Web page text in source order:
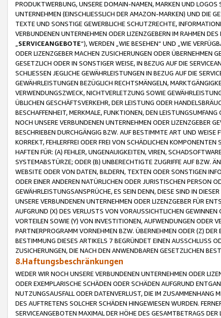
PRODUKTWERBUNG, UNSERE DOMAIN-NAMEN, MARKEN UND
UNTERNEHMEN (EINSCHLIESSLICH DER AMAZON-MARKEN) UND DIE
TEXTE UND SONSTIGE GEWERBLICHE SCHUTZRECHTE,
VERBUNDENEN UNTERNEHMEN ODER LIZENZGEBERN IM RAHMEN
SERVICEANGEBOTE“), WERDEN „WIE BESEHEN“ UND „WIE
ODER LIZENZGEBER MACHEN ZUSICHERUNGEN ODER ÜBERNEHMEN
GESETZLICH ODER IN SONSTIGER WEISE, IN BEZUG AUF DIE
SCHLIESSEN JEGLICHE GEWÄHRLEISTUNGEN IN BEZUG AUF DIE
GEWÄHRLEISTUNGEN BEZÜGLICH RECHTSMÄNGELN,
VERWENDUNGSZWECK, NICHTVERLETZUNG SOWIE
ÜBLICHEN GESCHÄFTSVERKEHR, DER LEISTUNG ODER
BESCHAFFENHEIT, MERKMALE, FUNKTIONEN, DEN
NOCH UNSERE VERBUNDENEN UNTERNEHMEN ODER LIZENZGEBER
BESCHRIEBEN DURCHGÄNGIG BZW. AUF BESTIMMTE ART UND
KORREKT, FEHLERFREI ODER FREI VON SCHÄDLICHEN
HAFTEN FÜR: (A) FEHLER, UNGENAUIGKEITEN, VIREN,
SYSTEMABSTÜRZE; ODER (B) UNBERECHTIGTE ZUGRIFFE AUF BZW.
WEBSITE ODER VON DATEN, BILDERN, TEXTEN ODER SONSTIGEN
ODER EINER ANDEREN NATÜRLICHEN ODER JURISTISCHEN PERSON
GEWÄHRLEISTUNGSANSPRÜCHE, ES SEIN DENN, DIESE SIND IN
UNSERE VERBUNDENEN UNTERNEHMEN ODER LIZENZGEBER FÜR
AUFGRUND (X) DES VERLUSTS VON VORAUSSICHTLICHEN
VORTEILEN SOWIE (Y) VON INVESTITIONEN, AUFWENDUNGEN ODER
PARTNERPROGRAMM VORNEHMEN BZW. ÜBERNEHMEN ODER (Z)
BESTIMMUNG DIESES ARTIKELS 7 BEGRÜNDET EINEN AUSSCHLUSS
ZUSICHERUNGEN, DIE NACH DEN ANWENDBAREN GESETZLICHEN
8.Haftungsbeschränkungen
WEDER WIR NOCH UNSERE VERBUNDENEN UNTERNEHMEN ODER
ODER EXEMPLARISCHE SCHÄDEN ODER SCHÄDEN AUFGRUND
NUTZUNGSAUSFALL ODER DATENVERLUST, DIE IM ZUSAMMENHANG
DES AUFTRETENS SOLCHER SCHÄDEN HINGEWIESEN WURDEN.
SERVICEANGEBOTEN MAXIMAL DER HÖHE DES GESAMTBETRAGS